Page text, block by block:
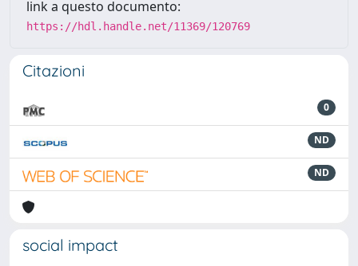
link a questo documento:
https://hdl.handle.net/11369/120769
Citazioni
0
ND
ND
social impact